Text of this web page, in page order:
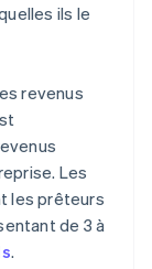
ils le
revenus
Les
les prêteurs
de 3 à
.